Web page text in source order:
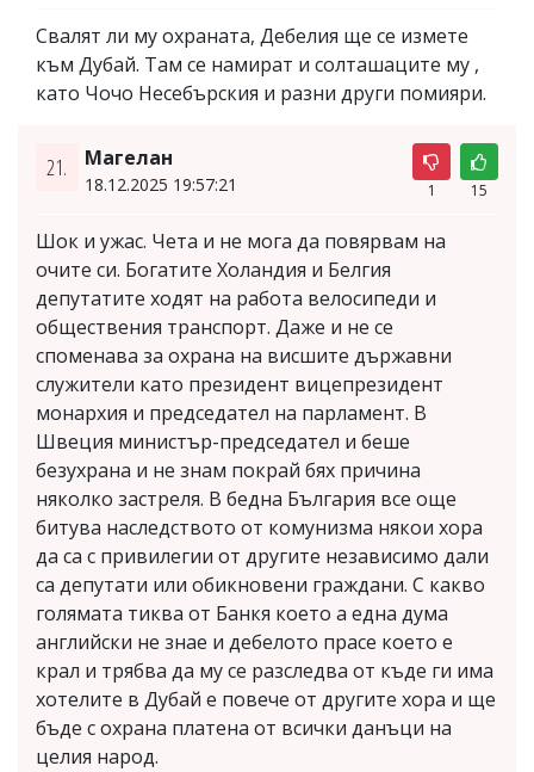
Свалят ли му охраната, Дебелия ще се измете
към Дубай. Там се намират и солташаците му ,
като Чочо Несебърския и разни други помияри.
21. Магелан
18.12.2025 19:57:21 1 15
Шок и ужас. Чета и не мога да повярвам на
очите си. Богатите Холандия и Белгия
депутатите ходят на работа велосипеди и
обществения транспорт. Даже и не се
споменава за охрана на висшите държавни
служители като президент вицепрезидент
монархия и председател на парламент. В
Швеция министър-председател и беше
безухрана и не знам покрай бях причина
няколко застреля. В бедна България все още
битува наследството от комунизма някои хора
да са с привилегии от другите независимо дали
са депутати или обикновени граждани. С какво
голямата тиква от Банкя което а една дума
английски не знае и дебелото прасе което е
крал и трябва да му се разследва от къде ги има
хотелите в Дубай е повече от другите хора и ще
бъде с охрана платена от всички данъци на
целия народ.